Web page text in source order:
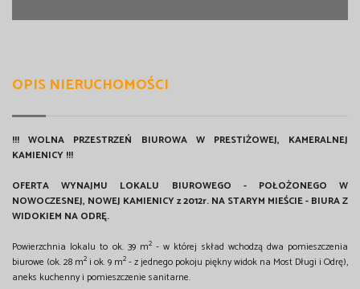
OPIS NIERUCHOMOŚCI
!!! WOLNA PRZESTRZEŃ BIUROWA W PRESTIŻOWEJ, KAMERALNEJ
KAMIENICY !!!
OFERTA WYNAJMU LOKALU BIUROWEGO - POŁOŻONEGO W
NOWOCZESNEJ, NOWEJ KAMIENICY z 2012r. NA STARYM MIEŚCIE - BIURA Z
WIDOKIEM NA ODRĘ.
Powierzchnia lokalu to ok. 39 m2- w której skład wchodzą dwa pomieszczenia
biurowe (ok. 28 m2 i ok. 9 m2 - z jednego pokoju piękny widok na Most Długi i Odrę),
aneks kuchenny i pomieszczenie sanitarne.